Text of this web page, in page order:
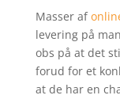
Masser af
levering på
obs på at det
forud for et
at de har en